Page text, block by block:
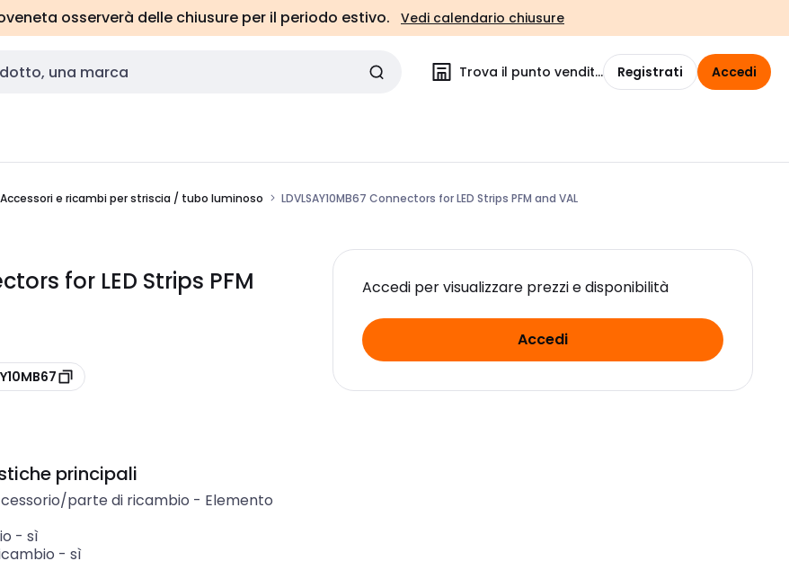
osserverà delle chiusure per il periodo estivo. Vedi calendario chiusure
Trova il punto vendita Registrati Accedi
Accessori e ricambi per striscia / tubo luminoso LDVLSAY10MB67 Connectors for LED Strips PFM and VAL
for LED Strips PFM
Accedi per visualizzare prezzi e disponibilità
Accedi
principali
parte di ricambio - Elemento
- sì
- sì